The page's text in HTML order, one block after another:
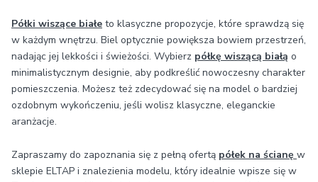
Półki wiszące białe to klasyczne propozycje, które sprawdzą się
w każdym wnętrzu. Biel optycznie powiększa bowiem przestrzeń,
nadając jej lekkości i świeżości. Wybierz półkę wiszącą białą o
minimalistycznym designie, aby podkreślić nowoczesny charakter
pomieszczenia. Możesz też zdecydować się na model o bardziej
ozdobnym wykończeniu, jeśli wolisz klasyczne, eleganckie
aranżacje.
Zapraszamy do zapoznania się z pełną ofertą półek na ścianę w
sklepie ELTAP i znalezienia modelu, który idealnie wpisze się w